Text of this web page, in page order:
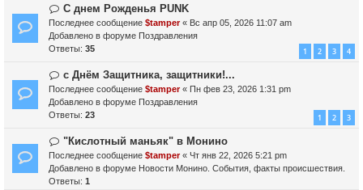
е
н
и
е
с
о
о
б
е
н
и
е
Н
о
в
о
с
о
е
и
е
С днем Рожденья PUNK
Последнее сообщение $tamper« Вс апр 05, 2026 11:07 am
Добавлено в форуме Поздравления
Ответы: 35 1 2 3 4
Н
о
в
о
с
о
с Днём Защитника, защитники!...
Последнее сообщение $tamper« Пн фев 23, 2026 1:31 pm
Добавлено в форуме Поздравления
Ответы: 23 1 2 3
Н
о
в
о
"Кислотный маньяк" в Монино
Последнее сообщение $tamper« Чт янв 22, 2026 5:21 pm
Добавлено в форуме Новости Монино. События, факты происшествия.
Ответы: 1